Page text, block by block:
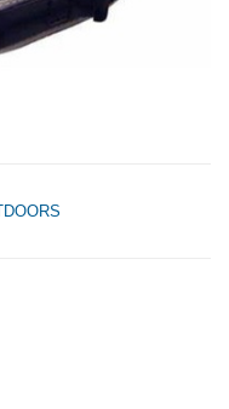
era:
attuale